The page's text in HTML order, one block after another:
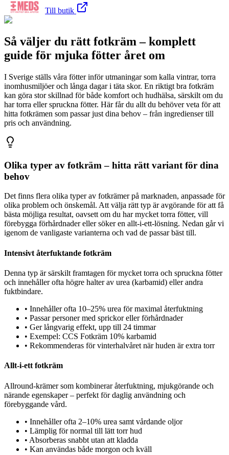
Till butik
Så väljer du rätt fotkräm – komplett
guide för mjuka fötter året om
I Sverige ställs våra fötter inför utmaningar som kalla vintrar, torra
inomhusmiljöer och långa dagar i täta skor. En riktigt bra fotkräm
kan göra stor skillnad för både komfort och hudhälsa, särskilt om du
har torra eller spruckna fötter. Här får du allt du behöver veta för att
hitta fotkrämen som passar just dina behov – från ingredienser till
pris och användning.
Olika typer av fotkräm – hitta rätt variant för dina
behov
Det finns flera olika typer av fotkrämer på marknaden, anpassade för
olika problem och önskemål. Att välja rätt typ är avgörande för att få
bästa möjliga resultat, oavsett om du har mycket torra fötter, vill
förebygga förhårdnader eller söker en allt-i-ett-lösning. Nedan går vi
igenom de vanligaste varianterna och vad de passar bäst till.
Intensivt återfuktande fotkräm
Denna typ är särskilt framtagen för mycket torra och spruckna fötter
och innehåller ofta högre halter av urea (karbamid) eller andra
fuktbindare.
• Innehåller ofta 10–25% urea för maximal återfuktning
• Passar personer med sprickor eller förhårdnader
• Ger långvarig effekt, upp till 24 timmar
• Exempel: CCS Fotkräm 10% karbamid
• Rekommenderas för vinterhalvåret när huden är extra torr
Allt-i-ett fotkräm
Allround-krämer som kombinerar återfuktning, mjukgörande och
närande egenskaper – perfekt för daglig användning och
förebyggande vård.
• Innehåller ofta 2–10% urea samt vårdande oljor
• Lämplig för normal till lätt torr hud
• Absorberas snabbt utan att kladda
• Kan användas både morgon och kväll